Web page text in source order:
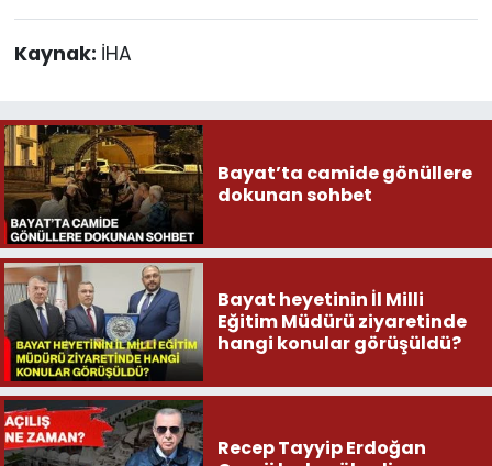
Kaynak: İHA
Bayat’ta camide gönüllere
dokunan sohbet
Bayat heyetinin İl Milli
Eğitim Müdürü ziyaretinde
hangi konular görüşüldü?
Recep Tayyip Erdoğan